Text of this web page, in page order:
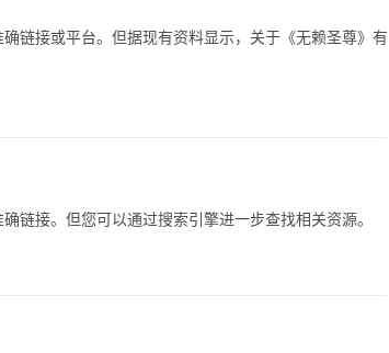
链接或平台。但据现有资料显示，关于《无赖圣尊》有
链接。但您可以通过搜索引擎进一步查找相关资源。